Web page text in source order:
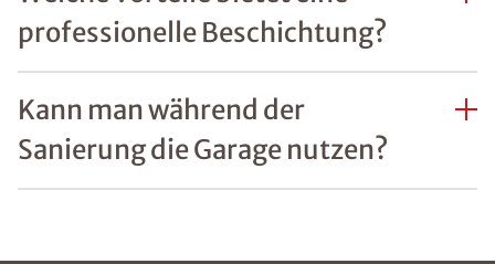
professionelle Beschichtung?
Kann man während der
Sanierung die Garage nutzen?